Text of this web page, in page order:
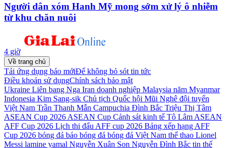
Người dân xóm Hanh Mỹ mong sớm xử lý ô nhiễm
từ khu chăn nuôi
4 giờ
Về trang chủ
Tải ứng dụng báo mớiĐể không bỏ sót tin tức
Điều khoản sử dụngChính sách bảo mật
Ukraine Liên bang Nga Iran doanh nghiệp Malaysia năm Myanmar
Indonesia Kim Sang-sik Chủ tịch Quốc hội Mũi Nghê đội tuyển
Việt Nam Trần Thanh Mẫn Campuchia Đình Bắc Triệu Thị Tâm
ASEAN Cup 2026 ASEAN Cup Cảnh sát kinh tế Tô Lâm ASEAN
AFF Cup 2026 Lịch thi đấu AFF cup 2026 Bảng xếp hạng AFF
Cup 2026 bóng đá báo bóng đá bóng đá Việt Nam thể thao Lionel
Messi lamine yamal Nguyễn Xuân Son Nguyễn Đình Bắc tin thế